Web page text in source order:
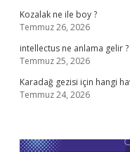
Kozalak ne ile boy ?
Temmuz 26, 2026
intellectus ne anlama gelir ?
Temmuz 25, 2026
Karadağ gezisi için hangi
Temmuz 24, 2026